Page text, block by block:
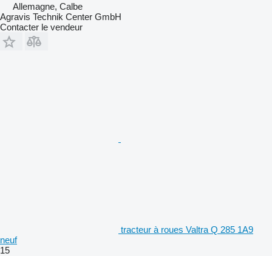
Allemagne, Calbe
Agravis Technik Center GmbH
Contacter le vendeur
tracteur à roues Valtra Q 285 1A9
neuf
15